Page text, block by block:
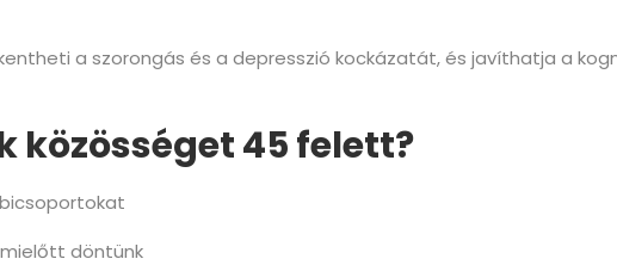
a szorongás és a depresszió kockázatát, és javíthatja a
közösséget 45 felett?
döntünk